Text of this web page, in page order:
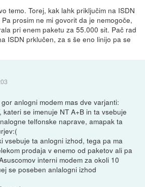
temo. Torej, kak lahk priključim na ISDN
prosim ne mi govorit da je nemogoče,
pri enem paketu za 55.000 sit. Pač rad
ISDN prklučen, za s še eno linijo pa se
anlogni modem mas dve varjanti:
se imenuje NT A+B in ta vsebuje
telfonske naprave, amapak ta
vsebuje ta anlogni izhod, tega pa ma
prodaja v enemo od paketov ali pa
interni modem za okoli 10
se poseben anlalogni izhod